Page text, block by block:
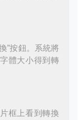
”按鈕。系統將
體大小得到轉
框上看到轉換